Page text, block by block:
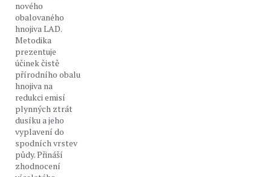
nového
obalovaného
hnojiva LAD.
Metodika
prezentuje
účinek čistě
přírodního obalu
hnojiva na
redukci emisí
plynných ztrát
dusíku a jeho
vyplavení do
spodních vrstev
půdy. Přináší
zhodnocení